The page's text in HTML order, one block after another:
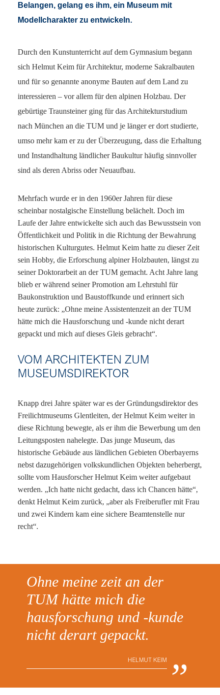
Belangen, gelang es ihm, ein Museum mit
Modellcharakter zu entwickeln.
Durch den Kunstunterricht auf dem Gymnasium begann
sich Helmut Keim für Architektur, moderne Sakralbauten
und für so genannte anonyme Bauten auf dem Land zu
interessieren – vor allem für den alpinen Holzbau. Der
gebürtige Traunsteiner ging für das Architekturstudium
nach München an die TUM und je länger er dort studierte,
umso mehr kam er zu der Überzeugung, dass die Erhaltung
und Instandhaltung ländlicher Baukultur häufig sinnvoller
sind als deren Abriss oder Neuaufbau.
Mehrfach wurde er in den 1960er Jahren für diese
scheinbar nostalgische Einstellung belächelt. Doch im
Laufe der Jahre entwickelte sich auch das Bewusstsein von
Öffentlichkeit und Politik in die Richtung der Bewahrung
historischen Kulturgutes. Helmut Keim hatte zu dieser Zeit
sein Hobby, die Erforschung alpiner Holzbauten, längst zu
seiner Doktorarbeit an der TUM gemacht. Acht Jahre lang
blieb er während seiner Promotion am Lehrstuhl für
Baukonstruktion und Baustoffkunde und erinnert sich
heute zurück: „Ohne meine Assistentenzeit an der TUM
hätte mich die Hausforschung und -kunde nicht derart
gepackt und mich auf dieses Gleis gebracht“.
VOM ARCHITEKTEN ZUM
MUSEUMSDIREKTOR
Knapp drei Jahre später war es der Gründungsdirektor des
Freilichtmuseums Glentleiten, der Helmut Keim weiter in
diese Richtung bewegte, als er ihm die Bewerbung um den
Leitungsposten nahelegte. Das junge Museum, das
historische Gebäude aus ländlichen Gebieten Oberbayerns
nebst dazugehörigen volkskundlichen Objekten beherbergt,
sollte vom Hausforscher Helmut Keim weiter aufgebaut
werden. „Ich hatte nicht gedacht, dass ich Chancen hätte“,
denkt Helmut Keim zurück, „aber als Freiberufler mit Frau
und zwei Kindern kam eine sichere Beamtenstelle nur
recht“.
Ohne meine zeit an der
TUM hätte mich die
hausforschung und -kunde
nicht derart gepackt.
HELMUT KEIM „